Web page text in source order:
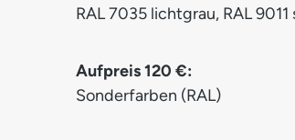
RAL 7035 lichtgrau, RAL 9011
Aufpreis 120 €:
Sonderfarben (RAL)